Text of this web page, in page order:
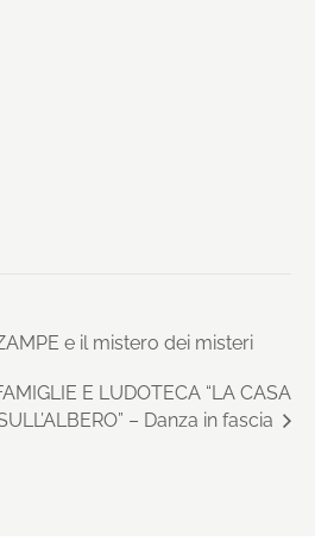
e il mistero dei misteri
E LUDOTECA “LA CASA
– Danza in fascia